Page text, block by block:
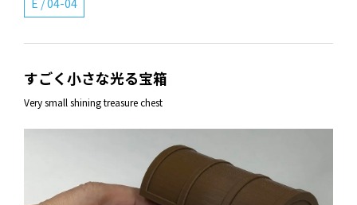
すごく小さな光る宝箱
Very small shining treasure chest